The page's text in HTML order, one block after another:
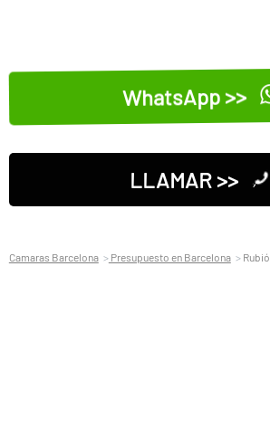
WhatsApp >>
LLAMAR >>
Camaras Barcelona Presupuesto en Barcelona Rubió